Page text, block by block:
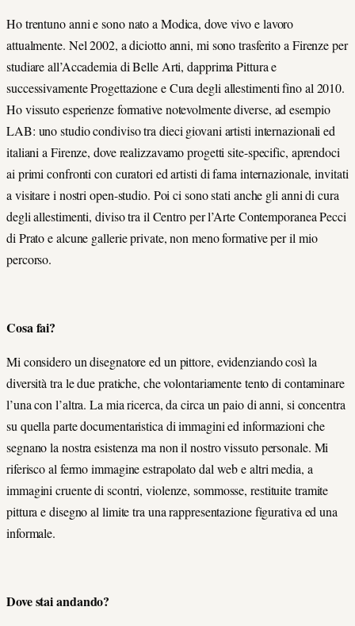
Ho trentuno anni e sono nato a Modica, dove vivo e lavoro
attualmente. Nel 2002, a diciotto anni, mi sono trasferito a Firenze per
studiare all’Accademia di Belle Arti, dapprima Pittura e
successivamente Progettazione e Cura degli allestimenti fino al 2010.
Ho vissuto esperienze formative notevolmente diverse, ad esempio
LAB: uno studio condiviso tra dieci giovani artisti internazionali ed
italiani a Firenze, dove realizzavamo progetti site-specific, aprendoci
ai primi confronti con curatori ed artisti di fama internazionale, invitati
a visitare i nostri open-studio. Poi ci sono stati anche gli anni di cura
degli allestimenti, diviso tra il Centro per l’Arte Contemporanea Pecci
di Prato e alcune gallerie private, non meno formative per il mio
percorso.
Cosa fai?
Mi considero un disegnatore ed un pittore, evidenziando così la
diversità tra le due pratiche, che volontariamente tento di contaminare
l’una con l’altra. La mia ricerca, da circa un paio di anni, si concentra
su quella parte documentaristica di immagini ed informazioni che
segnano la nostra esistenza ma non il nostro vissuto personale. Mi
riferisco al fermo immagine estrapolato dal web e altri media, a
immagini cruente di scontri, violenze, sommosse, restituite tramite
pittura e disegno al limite tra una rappresentazione figurativa ed una
informale.
Dove stai andando?